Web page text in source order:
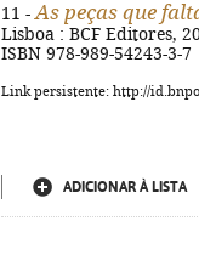
11 - As peças que
Lisboa : BCF Editores,
ISBN 978-989-54243-3-7
Link persistente: http://
ADICIONAR À LISTA